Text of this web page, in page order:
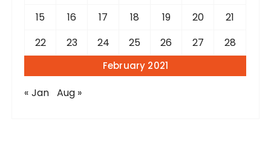
February 2021
15
16 17 18 19 20
21
22
23 24 25 26 27 28
« Jan Aug »